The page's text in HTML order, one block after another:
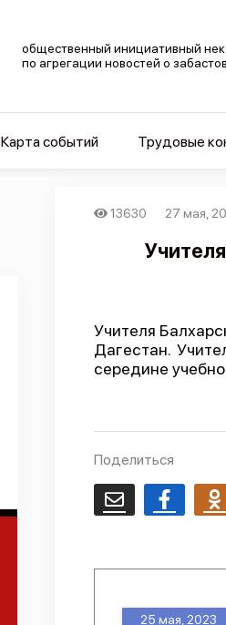
общественный инициативный
по агрегации новостей о
Карта событий Трудовые
13630 27 мая,
Учителя
Дагестан.
середине
Поделиться
Email Facebook
25 мая, 2023